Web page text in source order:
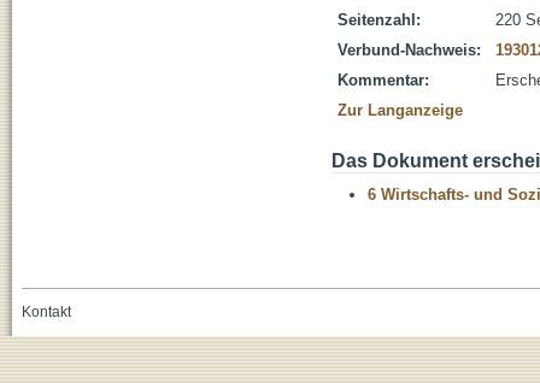
Seitenzahl:
220
Verbund-Nachweis:
Kommentar:
Zur Langanzeige
Das Dokument
6 Wirtschafts- und
Kontakt